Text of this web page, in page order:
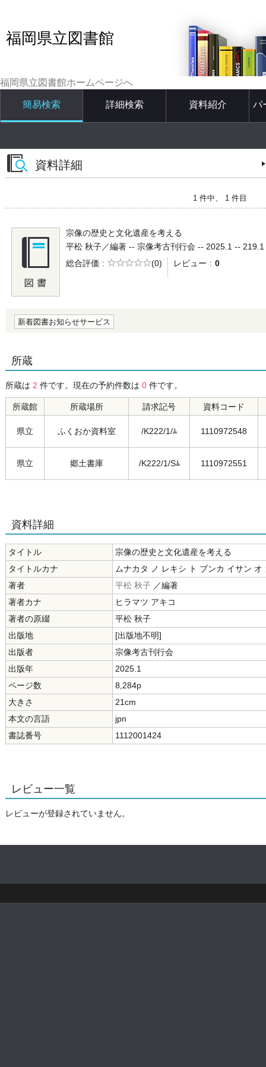
福岡県立図書館
福岡県立図書館ホームページへ
簡易検索 詳細検索 資料紹介 パ
資料詳細
1 件中、 1 件目
宗像の歴史と文化遺産を考える
平松 秋子／編著 -- 宗像考古刊行会 -- 2025.1 -- 219.1
総合評価
5段階評価
(0) レビュー 0
新着図書お知らせサービス
所蔵
所蔵は 2 件です。現在の予約件数は 0 件です。
所蔵館 所蔵場所 請求記号 資料コード
県立 ふくおか資料室 /K222/1/ﾑ 1110972548
県立 郷土書庫 /K222/1/Sﾑ 1110972551
資料詳細
タイトル
宗像の歴史と文化遺産を考える
タイトルカナ
ムナカタ ノ レキシ ト ブンカ イサン オ
著者
平松 秋子 ／編著
著者カナ
ヒラマツ アキコ
著者の原綴
平松 秋子
出版地
[出版地不明]
出版者
宗像考古刊行会
出版年
2025.1
ページ数
8,284p
大きさ
21cm
本文の言語
jpn
書誌番号
1112001424
レビュー一覧
レビューが登録されていません。